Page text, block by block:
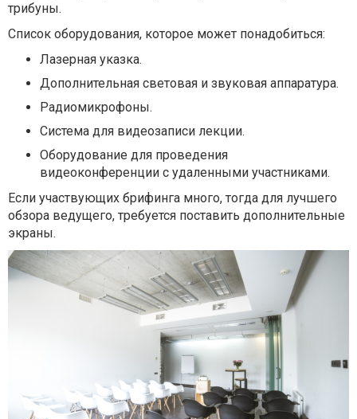
трибуны.
Список оборудования, которое может понадобиться:
Лазерная указка.
Дополнительная световая и звуковая аппаратура.
Радиомикрофоны.
Система для видеозаписи лекции.
Оборудование для проведения
видеоконференции с удаленными участниками.
Если участвующих брифинга много, тогда для лучшего
обзора ведущего, требуется поставить дополнительные
экраны.